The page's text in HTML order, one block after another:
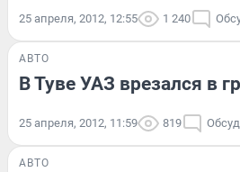
25 апреля, 2012, 12:55 1 240
АВТО
В Туве УАЗ врезался в
25 апреля, 2012, 11:59 819
АВТО